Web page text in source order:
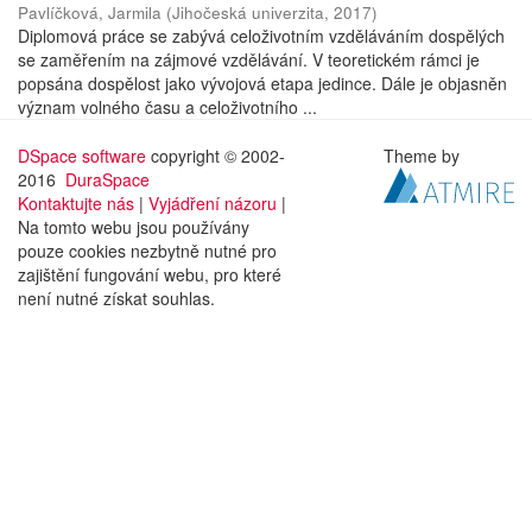
Pavlíčková, Jarmila (Jihočeská univerzita, 2017)
Diplomová práce se zabývá celoživotním vzděláváním dospělých
se zaměřením na zájmové vzdělávání. V teoretickém rámci je
popsána dospělost jako vývojová etapa jedince. Dále je objasněn
význam volného času a celoživotního ...
DSpace software copyright © 2002-
2016 DuraSpace
Kontaktujte nás | Vyjádření názoru |
Na tomto webu jsou používány
pouze cookies nezbytně nutné pro
zajištění fungování webu, pro které
není nutné získat souhlas.
Theme by